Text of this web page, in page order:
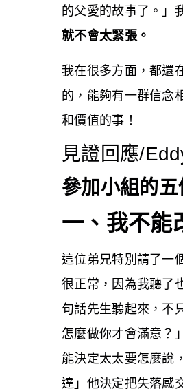
的父愛的故事了。」
就不會太緊張。
我在很多方面，都還
的，能夠有一群信念
和價值的事！
見證回應/
參加小組的五
一、我不能
這位弟兄特別請了一
很正常，因為我聽了
句話先生聽起來，不
怎麼做你才會滿意？
能決定太太要怎麼說
達」他決定把失落感